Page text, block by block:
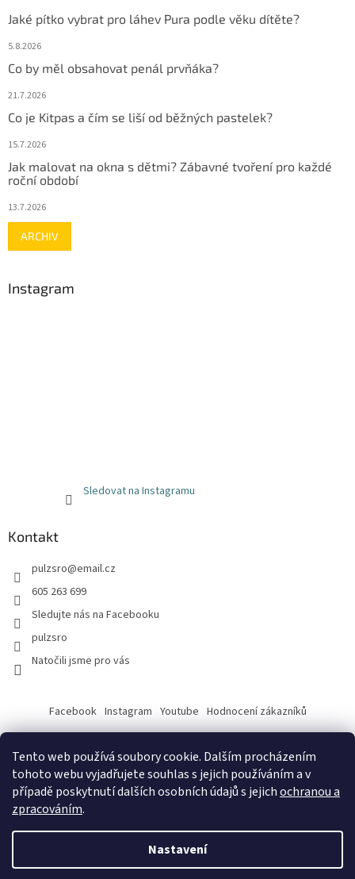
Tento web používá soubory cookie. Dalším procházením
tohoto webu vyjadřujete souhlas s jejich používáním a v
případě poskytnutí dalších osobních údajů s jejichochranou a
zpracováním.
Nastavení
Jaké pítko vybrat pro láhev Pura podle věku dítěte?
5.8.2026
Co by měl obsahovat penál prvňáka?
21.7.2026
Co je Kitpas a čím se liší od běžných pastelek?
15.7.2026
Jak malovat na okna s dětmi? Zábavné tvoření pro každé
roční období
13.7.2026
ARCHIV
Instagram
Sledovat na Instagramu
Kontakt
pulzsro@email.cz
605 263 699
Sledujte nás na Facebooku
pulzsro
Natočili jsme pro vás
Facebook Instagram Youtube Hodnocení zákazníků